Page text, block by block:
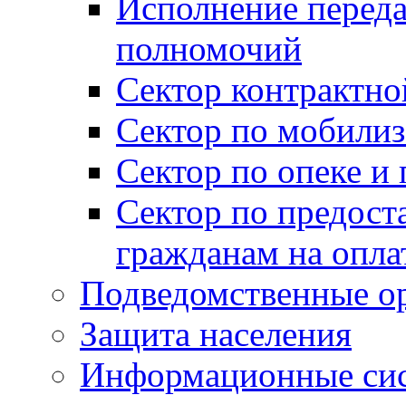
полномочий
Сектор
Сектор по
Сектор по опеке и
Сектор по
гражданам на
Подведомственные
Защита населения
Информационные